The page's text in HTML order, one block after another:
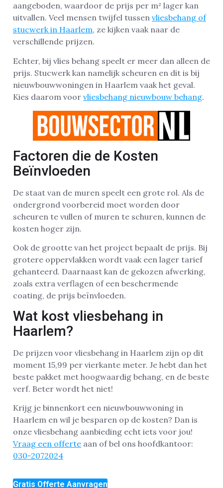
aangeboden, waardoor de prijs per m² lager kan
uitvallen. Veel mensen twijfel tussen vliesbehang of
stucwerk in Haarlem, ze kijken vaak naar de
verschillende prijzen.
Echter, bij vlies behang speelt er meer dan alleen de
prijs. Stucwerk kan namelijk scheuren en dit is bij
nieuwbouwwoningen in Haarlem vaak het geval.
Kies daarom voor vliesbehang nieuwbouw behang.
Factoren die de Kosten
Beïnvloeden
De staat van de muren speelt een grote rol. Als de
ondergrond voorbereid moet worden door
scheuren te vullen of muren te schuren, kunnen de
kosten hoger zijn.
Ook de grootte van het project bepaalt de prijs. Bij
grotere oppervlakken wordt vaak een lager tarief
gehanteerd. Daarnaast kan de gekozen afwerking,
zoals extra verflagen of een beschermende
coating, de prijs beïnvloeden.
Wat kost vliesbehang in
Haarlem?
De prijzen voor vliesbehang in Haarlem zijn op dit
moment 15,99 per vierkante meter. Je hebt dan het
beste pakket met hoogwaardig behang, en de beste
verf. Beter wordt het niet!
Krijg je binnenkort een nieuwbouwwoning in
Haarlem en wil je besparen op de kosten? Dan is
onze vliesbehang aanbieding echt iets voor jou!
Vraag een offerte aan of bel ons hoofdkantoor:
030-2072024
Gratis Offerte Aanvragen